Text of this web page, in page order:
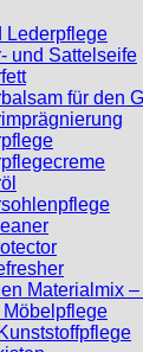
Lederpflege
und Sattelseife
für den
Materialmix